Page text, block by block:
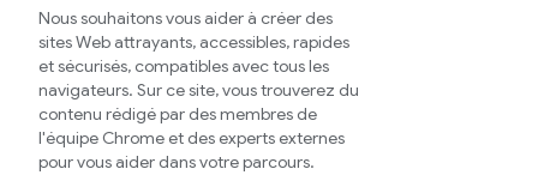
Nous souhaitons vous aider à créer des
sites Web attrayants, accessibles, rapides
et sécurisés, compatibles avec tous les
navigateurs. Sur ce site, vous trouverez du
contenu rédigé par des membres de
l'équipe Chrome et des experts externes
pour vous aider dans votre parcours.